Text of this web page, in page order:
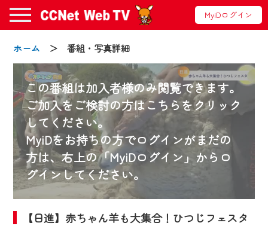
MyiDログイン
ホーム ＞ 番組・写真詳細
この番組は加入者様のみ閲覧できます。
ご加入をご検討の方はこちらをクリック
してください。
MyiDをお持ちの方でログインがまだの
方は、右上の「MyiDログイン」からロ
グインしてください。
【日進】赤ちゃん羊も大集合！ひつじフェスタ
お知らせ
2024/09/02
動画配信サービス『CCNet Web TV』は2024
年9月24日からリニューアルします！